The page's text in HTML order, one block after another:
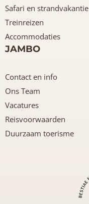
Safari en strandvakantie
Treinreizen
Accommodaties
JAMBO
Contact en info
Ons Team
Vacatures
Reisvoorwaarden
Duurzaam toerisme